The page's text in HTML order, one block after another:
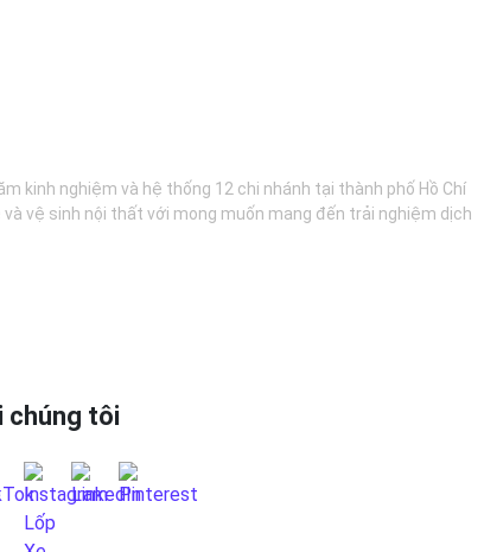
kinh nghiệm và hệ thống 12 chi nhánh tại thành phố Hồ Chí
vệ sinh nội thất với mong muốn mang đến trải nghiệm dịch
chúng tôi